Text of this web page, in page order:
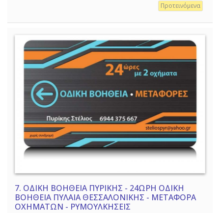
Προτεινόμενα
7. ΟΔΙΚΗ ΒΟΗΘΕΙΑ ΠΥΡΙΚΗΣ - 24ΩΡΗ ΟΔΙΚΗ
ΒΟΗΘΕΙΑ ΠΥΛΑΙΑ ΘΕΣΣΑΛΟΝΙΚΗΣ - ΜΕΤΑΦΟΡΑ
ΟΧΗΜΑΤΩΝ - ΡΥΜΟΥΛΚΗΣΕΙΣ